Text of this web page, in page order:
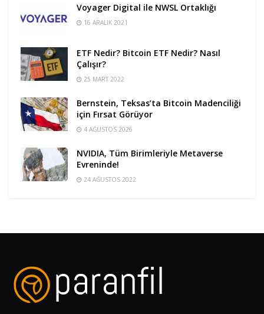
Voyager Digital ile NWSL Ortaklığı
16 ARALIK 2021
ETF Nedir? Bitcoin ETF Nedir? Nasıl
Çalışır?
25 MART 2022
Bernstein, Teksas’ta Bitcoin Madenciliği
için Fırsat Görüyor
4 AĞUSTOS 2026
NVIDIA, Tüm Birimleriyle Metaverse
Evreninde!
24 AĞUSTOS 2022